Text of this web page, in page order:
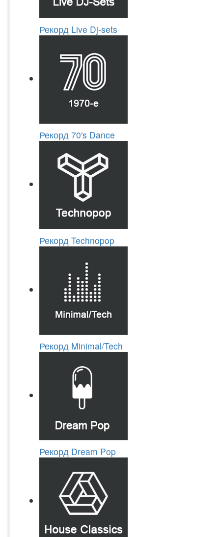
Рекорд Live Dj-sets
Рекорд 70's Dance
Рекорд Technopop
Рекорд Minimal/Tech
Рекорд Dream Pop